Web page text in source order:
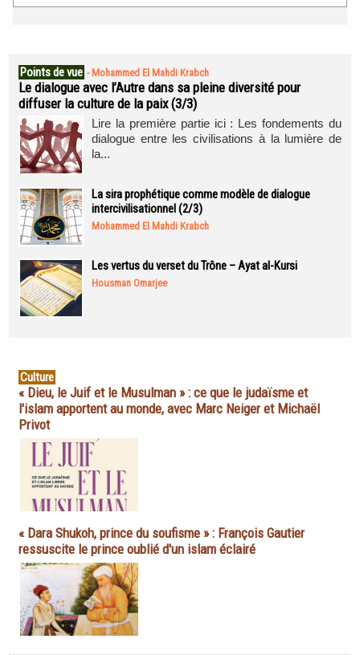
Points de vue - Mohammed El Mahdi Krabch
Le dialogue avec l’Autre dans sa pleine diversité pour
diffuser la culture de la paix (3/3)
Lire la première partie ici : Les fondements du
dialogue entre les civilisations à la lumière de
la...
La sira prophétique comme modèle de dialogue
intercivilisationnel (2/3)
Mohammed El Mahdi Krabch
Les vertus du verset du Trône – Ayat al-Kursi
Housman Omarjee
Culture
« Dieu, le Juif et le Musulman » : ce que le judaïsme et
l'islam apportent au monde, avec Marc Neiger et Michaël
Privot
« Dara Shukoh, prince du soufisme » : François Gautier
ressuscite le prince oublié d'un islam éclairé